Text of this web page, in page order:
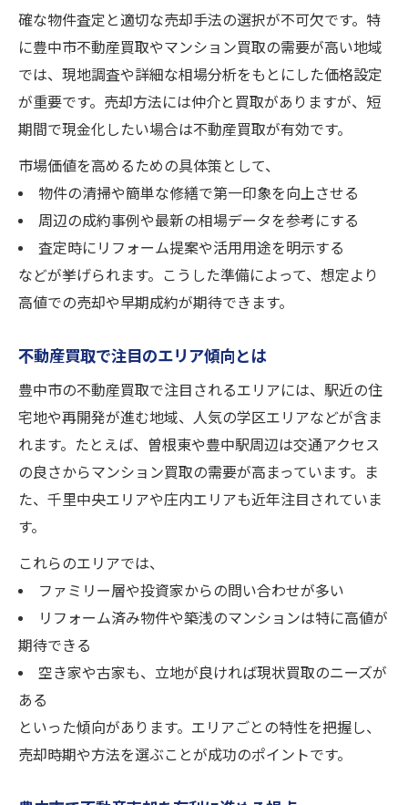
確な物件査定と適切な売却手法の選択が不可欠です。特
に豊中市不動産買取やマンション買取の需要が高い地域
では、現地調査や詳細な相場分析をもとにした価格設定
が重要です。売却方法には仲介と買取がありますが、短
期間で現金化したい場合は不動産買取が有効です。
市場価値を高めるための具体策として、
物件の清掃や簡単な修繕で第一印象を向上させる
周辺の成約事例や最新の相場データを参考にする
査定時にリフォーム提案や活用用途を明示する
などが挙げられます。こうした準備によって、想定より
高値での売却や早期成約が期待できます。
不動産買取で注目のエリア傾向とは
豊中市の不動産買取で注目されるエリアには、駅近の住
宅地や再開発が進む地域、人気の学区エリアなどが含ま
れます。たとえば、曽根東や豊中駅周辺は交通アクセス
の良さからマンション買取の需要が高まっています。ま
た、千里中央エリアや庄内エリアも近年注目されていま
す。
これらのエリアでは、
ファミリー層や投資家からの問い合わせが多い
リフォーム済み物件や築浅のマンションは特に高値が
期待できる
空き家や古家も、立地が良ければ現状買取のニーズが
ある
といった傾向があります。エリアごとの特性を把握し、
売却時期や方法を選ぶことが成功のポイントです。